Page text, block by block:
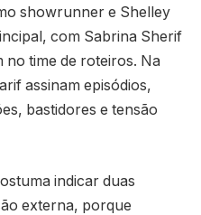
showrunner e Shelley
com Sabrina Sherif
no time de roteiros. Na
assinam episódios,
bastidores e tensão
indicar duas
externa, porque